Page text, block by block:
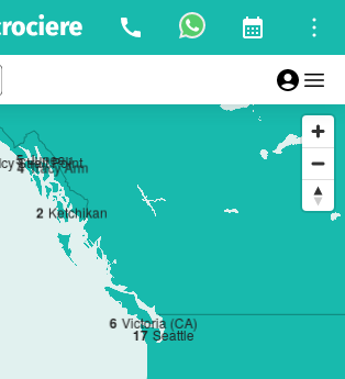
17 Seattle
2 Ketchikan
Icy Strait Point
4 Tracy Arm
5 Juneau
6 Victoria (CA)